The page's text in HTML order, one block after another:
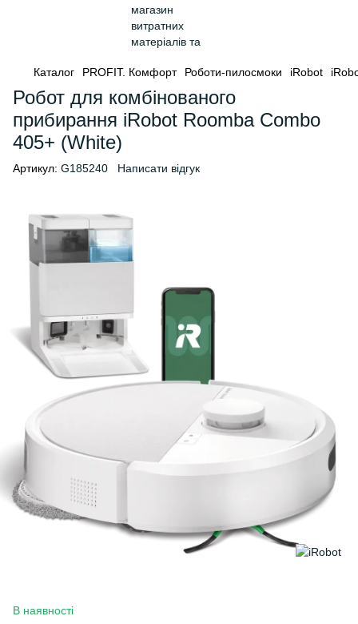
Каталог PROFIT. Комфорт Роботи-пилосмоки iRobot
Робот для комбінованого
прибирання iRobot Roomba Combo
405+ (White)
Артикул: G185240 Написати відгук
В наявності